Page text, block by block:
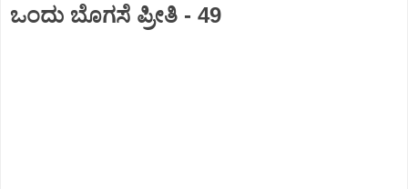
ಒಂದು ಬೊಗಸೆ ಪ್ರೀತಿ - 49